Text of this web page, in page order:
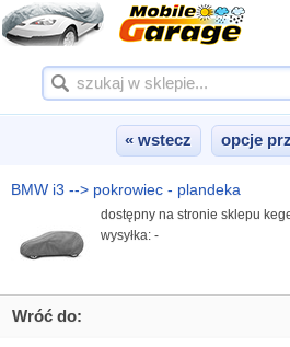
« wstecz opcje
BMW i3 --> pokrowiec - plandeka
dostępny na stronie sklepu
wysyłka: -
Wróć do: